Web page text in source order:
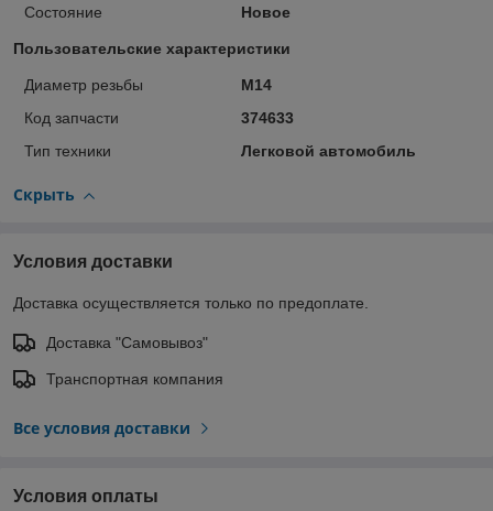
Состояние
Новое
Пользовательские характеристики
Диаметр резьбы
М14
Код запчасти
374633
Тип техники
Легковой автомобиль
Скрыть
Условия доставки
Доставка осуществляется только по предоплате.
Доставка "Самовывоз"
Транспортная компания
Все условия доставки
Условия оплаты